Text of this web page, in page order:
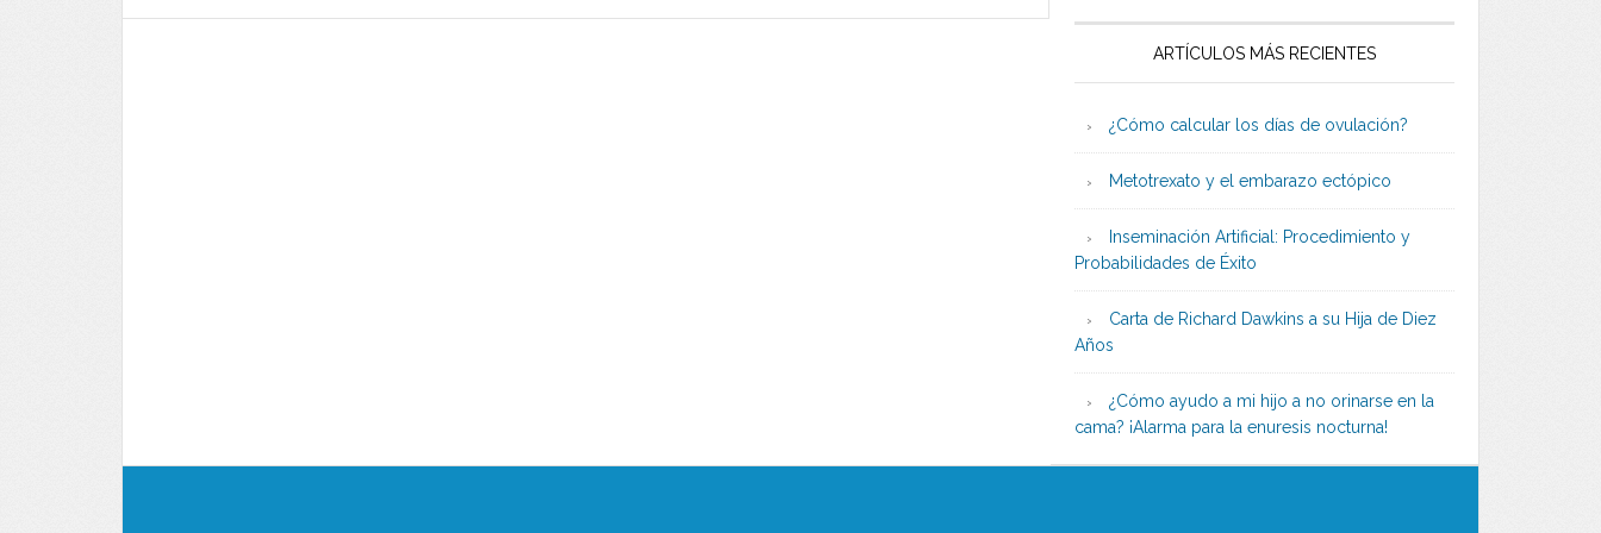
ARTÍCULOS MÁS RECIENTES
¿Cómo calcular los días de ovulación?
Metotrexato y el embarazo ectópico
Inseminación Artificial: Procedimiento y
Probabilidades de Éxito
Carta de Richard Dawkins a su Hija de Diez
Años
¿Cómo ayudo a mi hijo a no orinarse en la
cama? ¡Alarma para la enuresis nocturna!